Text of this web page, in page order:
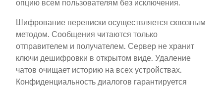
опцию всем пользователям без исключения.
Шифрование переписки осуществляется сквозным
методом. Сообщения читаются только
отправителем и получателем. Сервер не хранит
ключи дешифровки в открытом виде. Удаление
чатов очищает историю на всех устройствах.
Конфиденциальность диалогов гарантируется